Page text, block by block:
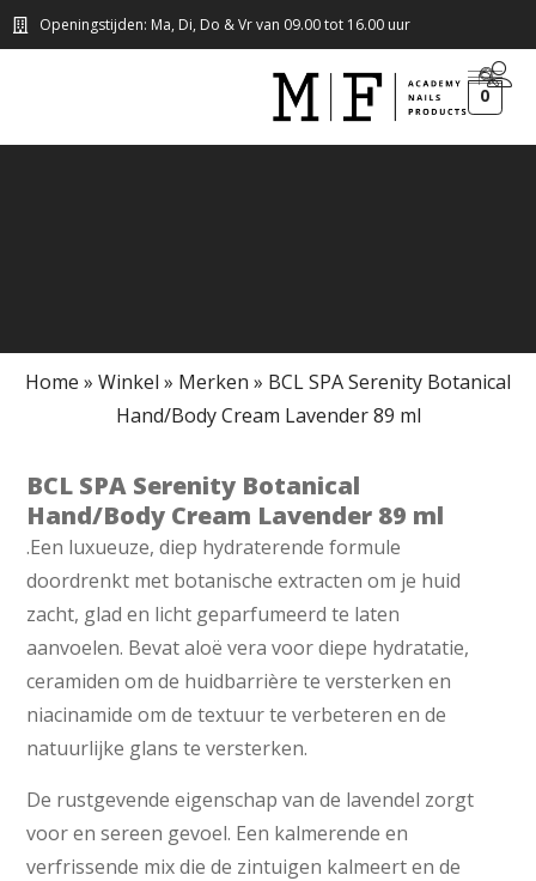
Openingstijden: Ma, Di, Do & Vr van 09.00 tot 16.00 uur
0
Home » Winkel » Merken » BCL SPA Serenity Botanical
Hand/Body Cream Lavender 89 ml
BCL SPA Serenity Botanical
Hand/Body Cream Lavender 89 ml
.Een luxueuze, diep hydraterende formule
doordrenkt met botanische extracten om je huid
zacht, glad en licht geparfumeerd te laten
aanvoelen. Bevat aloë vera voor diepe hydratatie,
ceramiden om de huidbarrière te versterken en
niacinamide om de textuur te verbeteren en de
natuurlijke glans te versterken.
De rustgevende eigenschap van de lavendel zorgt
voor en sereen gevoel. Een kalmerende en
verfrissende mix die de zintuigen kalmeert en de